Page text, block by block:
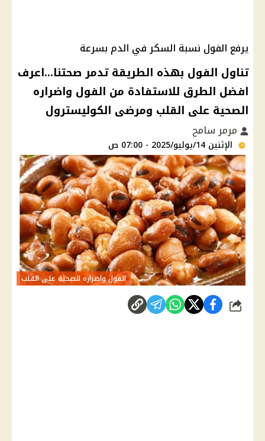
يرفع الفول نسبة السكر في الدم بسرعة
تناول الفول بهذه الطريقة تدمر صحتنا...اعرف
افضل الطرق للاستفادة من الفول واضراره
الصحية على القلب ومرضى الكوليسترول
مرمر سامح
الإثنين 14/يوليو/2025 - 07:00 ص
الفول واضراره الصحية على القلب
شارك